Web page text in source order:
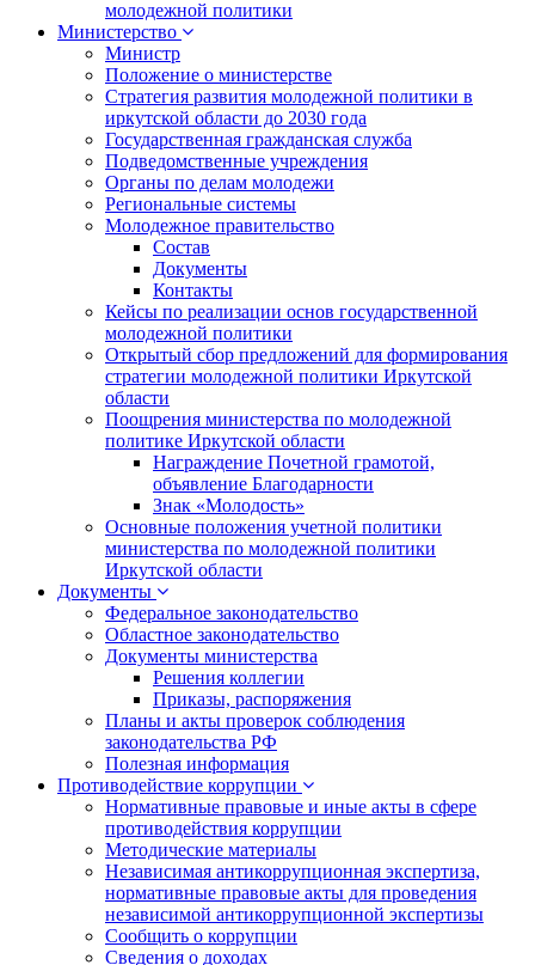
молодежной политики
Министерство
Министр
Положение о министерстве
Стратегия развития молодежной политики в
иркутской области до 2030 года
Государственная гражданская служба
Подведомственные учреждения
Органы по делам молодежи
Региональные системы
Молодежное правительство
Состав
Документы
Контакты
Кейсы по реализации основ государственной
молодежной политики
Открытый сбор предложений для формирования
стратегии молодежной политики Иркутской
области
Поощрения министерства по молодежной
политике Иркутской области
Награждение Почетной грамотой,
объявление Благодарности
Знак «Молодость»
Основные положения учетной политики
министерства по молодежной политики
Иркутской области
Документы
Федеральное законодательство
Областное законодательство
Документы министерства
Решения коллегии
Приказы, распоряжения
Планы и акты проверок соблюдения
законодательства РФ
Полезная информация
Противодействие коррупции
Нормативные правовые и иные акты в сфере
противодействия коррупции
Методические материалы
Независимая антикоррупционная экспертиза,
нормативные правовые акты для проведения
независимой антикоррупционной экспертизы
Сообщить о коррупции
Сведения о доходах